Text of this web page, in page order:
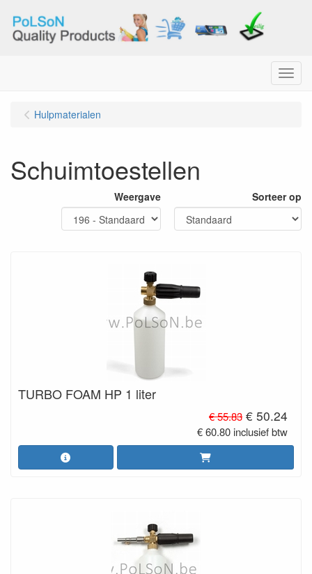
Menu
Hulpmaterialen
Schuimtoestellen
Weergave Sorteer op
TURBO FOAM HP 1 liter
€ 55.83 € 50.24
€ 60.80 inclusief btw